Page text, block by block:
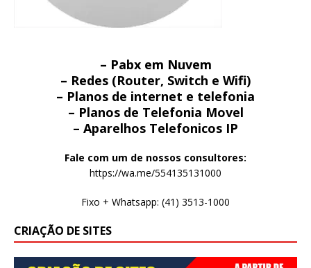
– Pabx em Nuvem
– Redes (Router, Switch e Wifi)
– Planos de internet e telefonia
– Planos de Telefonia Movel
– Aparelhos Telefonicos IP
Fale com um de nossos consultores:
https://wa.me/554135131000
Fixo + Whatsapp: (41) 3513-1000
CRIAÇÃO DE SITES